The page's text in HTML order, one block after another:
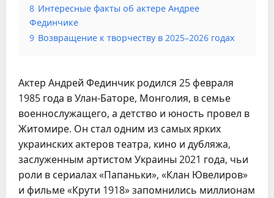
8 Интересные факты об актере Андрее
Фединчике
9 Возвращение к творчеству в 2025–2026 годах
Актер Андрей Фединчик родился 25 февраля
1985 года в Улан-Баторе, Монголия, в семье
военнослужащего, а детство и юность провел в
Житомире. Он стал одним из самых ярких
украинских актеров театра, кино и дубляжа,
заслуженным артистом Украины 2021 года, чьи
роли в сериалах «Папаньки», «Клан Ювелиров»
и фильме «Крути 1918» запомнились миллионам